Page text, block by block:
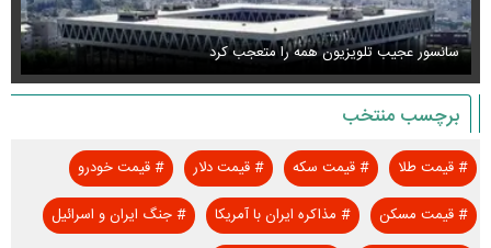
استایل جدید صابر ابر در فضای مجازی پربازدید شد
برچسب منتخب
#قیمت طلا #قیمت سکه #قیمت دلار #قیمت خودرو
#قیمت مسکن # مذاکره ایران با آمریکا #جنگ ایران و اسرائیل